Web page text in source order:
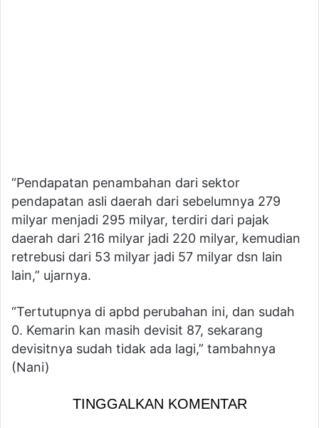
“Pendapatan penambahan dari sektor
pendapatan asli daerah dari sebelumnya 279
milyar menjadi 295 milyar, terdiri dari pajak
daerah dari 216 milyar jadi 220 milyar, kemudian
retrebusi dari 53 milyar jadi 57 milyar dsn lain
lain,” ujarnya.
“Tertutupnya di apbd perubahan ini, dan sudah
0. Kemarin kan masih devisit 87, sekarang
devisitnya sudah tidak ada lagi,” tambahnya
(Nani)
TINGGALKAN KOMENTAR